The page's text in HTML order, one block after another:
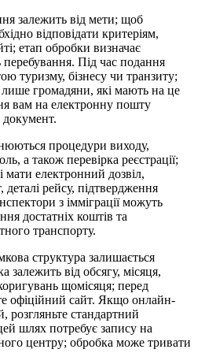
залежить від мети; щоб
відповідати критеріям,
етап обробки визначає
перебування. Під час подання
туризму, бізнесу чи транзиту;
лише громадяни, які мають на це
вам на електронну пошту
документ.
процедури виходу,
а також перевірка реєстрації;
електронний дозвіл,
рейсу, підтвердження
з імміграції можуть
достатніх коштів та
транспорту.
структура залишається
залежить від обсягу, місяця,
щомісяця; перед
офіційний сайт. Якщо онлайн-
розгляньте стандартний
шлях потребує запису на
центру; обробка може тривати